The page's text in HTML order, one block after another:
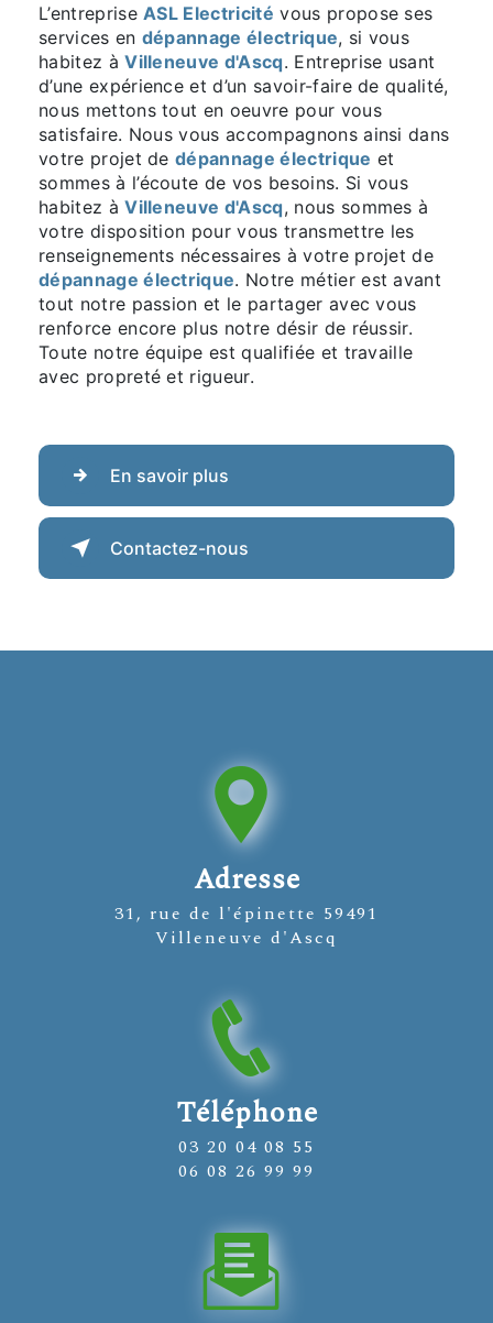
L’entreprise ASL Electricité vous propose ses
services en dépannage électrique, si vous
habitez àVilleneuve d'Ascq. Entreprise usant
d’une expérience et d’un savoir-faire de qualité,
nous mettons tout en oeuvre pour vous
satisfaire. Nous vous accompagnons ainsi dans
votre projet dedépannage électrique et
sommes à l’écoute de vos besoins. Si vous
habitez àVilleneuve d'Ascq, nous sommes à
votre disposition pour vous transmettre les
renseignements nécessaires à votre projet de
dépannage électrique. Notre métier est avant
tout notre passion et le partager avec vous
renforce encore plus notre désir de réussir.
Toute notre équipe est qualifiée et travaille
avec propreté et rigueur.
En savoir plus
Contactez-nous
Adresse
31, rue de l'épinette 59491
Villeneuve d'Ascq
Téléphone
03 20 04 08 55
06 08 26 99 99